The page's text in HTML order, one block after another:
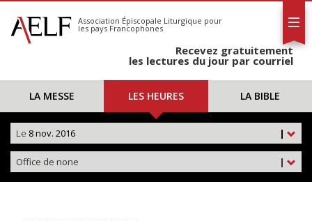
S'abonner
Calendrier
Association Épiscopale Liturgique pour
les pays Francophones
Recevez gratuitement
les lectures du jour par courriel
LA MESSE LES HEURES LA BIBLE
|
Le 8 nov. 2016
|
Office de none